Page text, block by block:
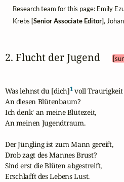
Research team for this page: Emily
Krebs [Senior Associate Editor],
2. Flucht der Jugend
Was lehnst du [dich]1 voll Traurigkeit
An diesen Blütenbaum?
Ich denk' an meine Blütezeit,
An meinen Jugendtraum.
Der Jüngling ist zum Mann gereift,
Drob zagt des Mannes Brust?
Sind erst die Blüten abgestreift,
Erschlafft des Lebens Lust.